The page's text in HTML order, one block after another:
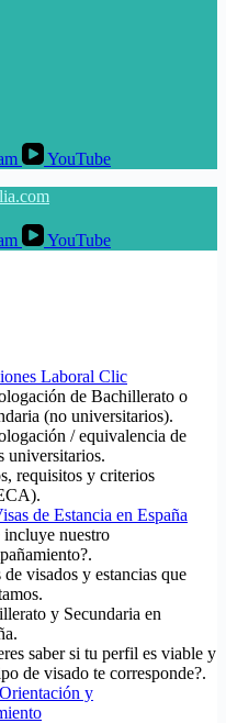
YouTube
YouTube
Laboral Clic
de Bachillerato o
(no universitarios).
/ equivalencia de
universitarios.
requisitos y criterios
de Estancia en España
incluye nuestro
de visados y estancias que
y Secundaria en
saber si tu perfil es viable y
de visado te corresponde?.
y